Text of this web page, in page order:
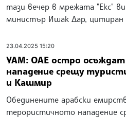
тази вечер в мрежата "Екс"
министър Ишак Дар, цитиран
23.04.2025 15:20
УАМ: ОАЕ остро
нападение срещу
и Кашмир
Обединените арабски
терористичното нападение